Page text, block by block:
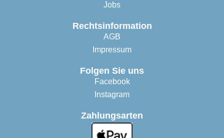
Jobs
Rechtsinformation
AGB
Impressum
Folgen Sie uns
Facebook
Instagram
Zahlungsarten